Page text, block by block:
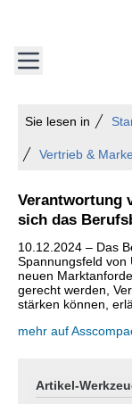
Sie lesen in
Vertrieb &
Verantwortung
sich das
10.12.2024 – Das
Spannungsfeld von
neuen
gerecht werden,
stärken können,
mehr auf
Artikel-